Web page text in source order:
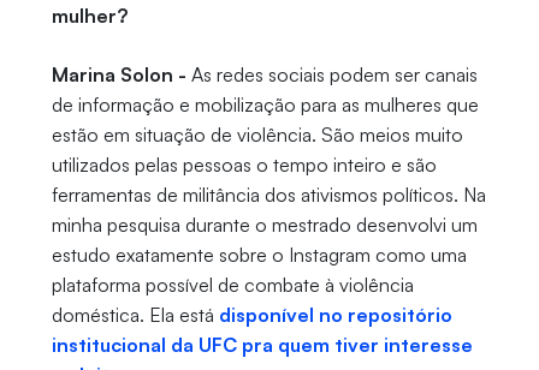
mulher?
Marina Solon - As redes sociais podem ser canais
de informação e mobilização para as mulheres que
estão em situação de violência. São meios muito
utilizados pelas pessoas o tempo inteiro e são
ferramentas de militância dos ativismos políticos. Na
minha pesquisa durante o mestrado desenvolvi um
estudo exatamente sobre o Instagram como uma
plataforma possível de combate à violência
doméstica. Ela está disponível no repositório
institucional da UFC pra quem tiver interesse